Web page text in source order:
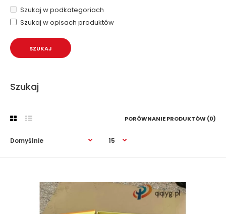
Szukaj w podkategoriach
Szukaj w opisach produktów
Szukaj
PORÓWNANIE PRODUKTÓW (0)